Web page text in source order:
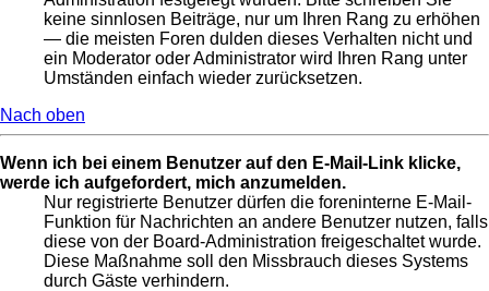
keine sinnlosen Beiträge, nur um Ihren Rang zu erhöhen
— die meisten Foren dulden dieses Verhalten nicht und
ein Moderator oder Administrator wird Ihren Rang unter
Umständen einfach wieder zurücksetzen.
Nach oben
Wenn ich bei einem Benutzer auf den E-Mail-Link klicke,
werde ich aufgefordert, mich anzumelden.
Nur registrierte Benutzer dürfen die foreninterne E-Mail-
Funktion für Nachrichten an andere Benutzer nutzen, falls
diese von der Board-Administration freigeschaltet wurde.
Diese Maßnahme soll den Missbrauch dieses Systems
durch Gäste verhindern.